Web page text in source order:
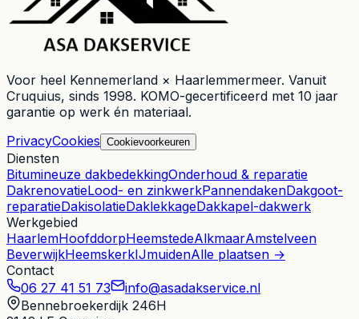
Voor heel Kennemerland × Haarlemmermeer. Vanuit
Cruquius, sinds 1998. KOMO-gecertificeerd met 10 jaar
garantie op werk én materiaal.
PrivacyCookies Cookievoorkeuren
Diensten
Bitumineuze dakbedekkingOnderhoud & reparatie
DakrenovatieLood- en zinkwerkPannendakenDakgoot-
reparatieDakisolatieDaklekkageDakkapel-dakwerk
Werkgebied
HaarlemHoofddorpHeemstedeAlkmaarAmstelveen
BeverwijkHeemskerkIJmuidenAlle plaatsen →
Contact
06 27 41 51 73
info@asadakservice.nl
Bennebroekerdijk 246H